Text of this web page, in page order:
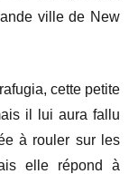
ville de New
cette petite
il lui aura fallu
à rouler sur les
elle répond à